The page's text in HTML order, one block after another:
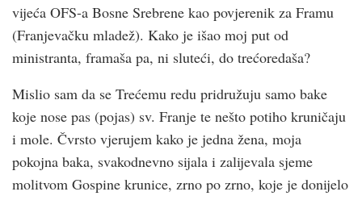
vijeća OFS-a Bosne Srebrene kao povjerenik za Framu
(Franjevačku mladež). Kako je išao moj put od
ministranta, framaša pa, ni sluteći, do trećoredaša?
Mislio sam da se Trećemu redu pridružuju samo bake
koje nose pas (pojas) sv. Franje te nešto potiho kruničaju
i mole. Čvrsto vjerujem kako je jedna žena, moja
pokojna baka, svakodnevno sijala i zalijevala sjeme
molitvom Gospine krunice, zrno po zrno, koje je donijelo